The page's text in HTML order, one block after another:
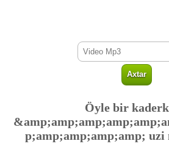
Öyle bir
p;amp;amp;amp;amp; uzi